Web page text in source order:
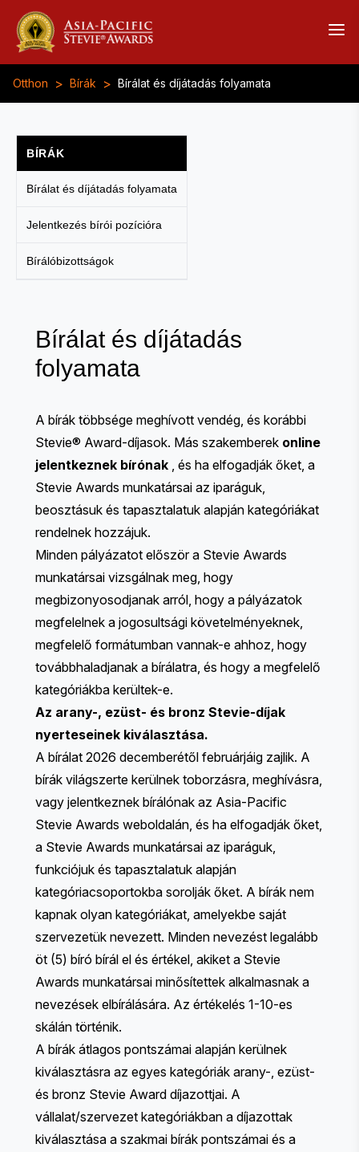
Otthon > Bírák > Bírálat és díjátadás folyamata
BÍRÁK
Bírálat és díjátadás folyamata
Jelentkezés bírói pozícióra
Bírálóbizottságok
Bírálat és díjátadás
folyamata
A bírák többsége meghívott vendég, és korábbi
Stevie® Award-díjasok. Más szakemberek online
jelentkeznek bírónak , és ha elfogadják őket, a
Stevie Awards munkatársai az iparáguk,
beosztásuk és tapasztalatuk alapján kategóriákat
rendelnek hozzájuk.
Minden pályázatot először a Stevie Awards
munkatársai vizsgálnak meg, hogy
megbizonyosodjanak arról, hogy a pályázatok
megfelelnek a jogosultsági követelményeknek,
megfelelő formátumban vannak-e ahhoz, hogy
továbbhaladjanak a bírálatra, és hogy a megfelelő
kategóriákba kerültek-e.
Az arany-, ezüst- és bronz Stevie-díjak
nyerteseinek kiválasztása.
A bírálat 2026 decemberétől februárjáig zajlik. A
bírák világszerte kerülnek toborzásra, meghívásra,
vagy jelentkeznek bírálónak az Asia-Pacific
Stevie Awards weboldalán, és ha elfogadják őket,
a Stevie Awards munkatársai az iparáguk,
funkciójuk és tapasztalatuk alapján
kategóriacsoportokba sorolják őket. A bírák nem
kapnak olyan kategóriákat, amelyekbe saját
szervezetük nevezett. Minden nevezést legalább
öt (5) bíró bírál el és értékel, akiket a Stevie
Awards munkatársai minősítettek alkalmasnak a
nevezések elbírálására. Az értékelés 1-10-es
skálán történik.
A bírák átlagos pontszámai alapján kerülnek
kiválasztásra az egyes kategóriák arany-, ezüst-
és bronz Stevie Award díjazottjai. A
vállalat/szervezet kategóriákban a díjazottak
kiválasztása a szakmai bírák pontszámai és a